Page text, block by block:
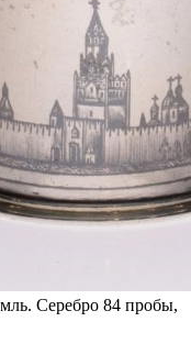
Серебро 84 пробы,